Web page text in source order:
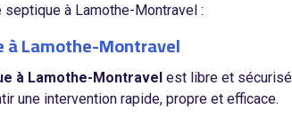
à Lamothe-Montravel :
à Lamothe-Montravel
à Lamothe-Montravel est libre et
une intervention rapide, propre et efficace.